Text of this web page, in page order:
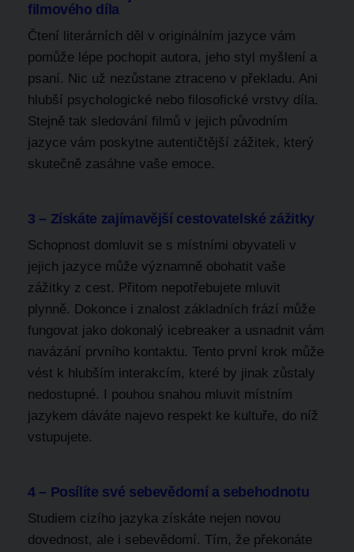
filmového díla
Čtení literárních děl v originálním jazyce vám
pomůže lépe pochopit autora, jeho styl myšlení a
psaní. Nic už nezůstane ztraceno v překladu. Ani
hlubší psychologické nebo filosofické vrstvy díla.
Stejně tak sledování filmů v jejich původním
jazyce vám poskytne autentičtější zážitek, který
skutečně zasáhne vaše emoce.
3 – Získáte zajímavější cestovatelské zážitky
Schopnost domluvit se s místními obyvateli v
jejich jazyce může významně obohatit vaše
zážitky z cest​. Přitom nepotřebujete mluvit
plynně. Dokonce i znalost základních frází může
fungovat jako dokonalý icebreaker a usnadnit vám
navázání prvního kontaktu. Tento první krok může
vést k hlubším interakcím, které by jinak zůstaly
nedostupné. I pouhou snahou mluvit místním
jazykem dáváte najevo respekt ke kultuře, do níž
vstupujete.
4 – Posílíte své sebevědomí a sebehodnotu
Studiem cizího jazyka získáte nejen novou
dovednost, ale i sebevědomí. Tím, že překonáte